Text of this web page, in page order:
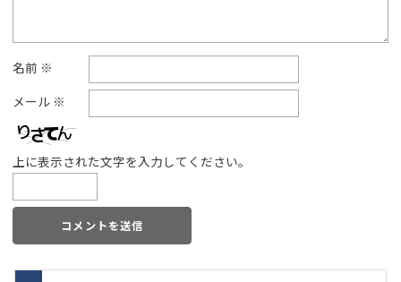
名前 ※
メール ※
上に表示された文字を入力してください。